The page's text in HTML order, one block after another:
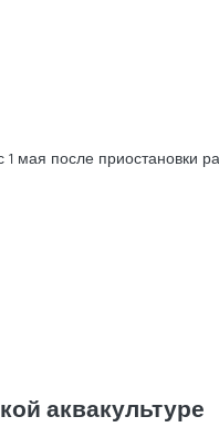
мая после
аквакультуре